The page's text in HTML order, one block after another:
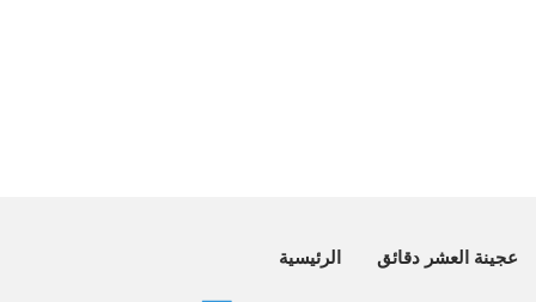
عجينة العشر دقائق الرئيسية